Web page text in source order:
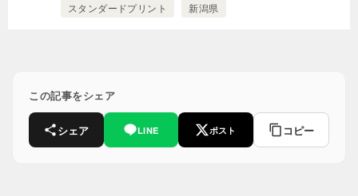
スタンダードプリント
新潟県
この記事をシェア
シェア LINE ポスト コピー